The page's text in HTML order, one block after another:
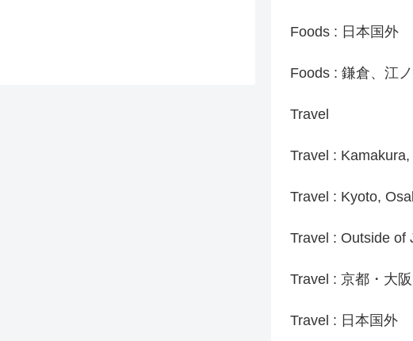
Foods : 日本国外
Foods : 鎌倉、江
Travel
Travel :
Travel : Kyoto,
Travel : Outside of
Travel : 京都・大
Travel : 日本国外